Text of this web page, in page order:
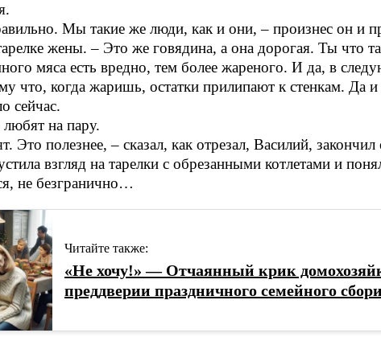
Мы такие же люди, как и они, – произнес он и
жены. – Это же говядина, а она дорогая. Ты что
мяса есть вредно, тем более жареного. И да, в
что, когда жаришь, остатки прилипают к стенкам. Да и
сейчас.
на пару.
полезнее, – сказал, как отрезал, Василий, закончил
взгляд на тарелки с обрезанными котлетами и
не безгранично…
Читайте также:
«Не хочу!» — Отчаянный крик
преддверии праздничного семейного